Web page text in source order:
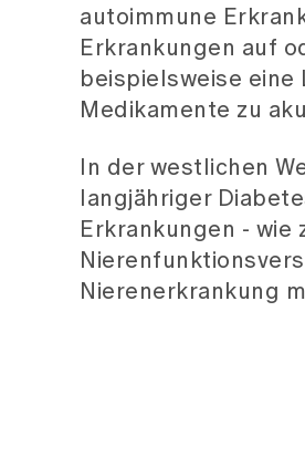
autoimmune
Erkrankungen auf
beispielsweise
Medikamente zu
In der westlichen
langjähriger
Erkrankungen - wie
Nierenerkrankung